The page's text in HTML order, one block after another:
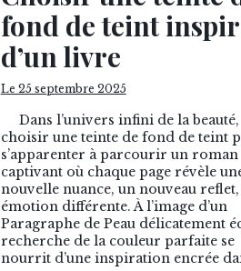
fond de teint
d’un livre
Le 25 septembre 2025
Dans l’univers infini de la beauté,
choisir une teinte de fond de teint
s’apparenter à parcourir un roman
captivant où chaque page révèle
nouvelle nuance, un nouveau
émotion différente. À l’image d’un
Paragraphe de Peau délicatement
recherche de la couleur parfaite se
nourrit d’une inspiration encrée